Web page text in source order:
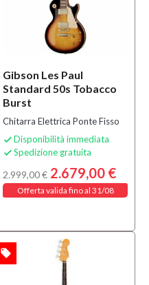
Gibson Les Paul
Standard 50s Tobacco
Burst
Chitarra Elettrica Ponte Fisso
 Disponibilità immediata
 Spedizione gratuita
2.999,00 € 2.679,00 €
Offerta valida fino al 31/08
local_offer